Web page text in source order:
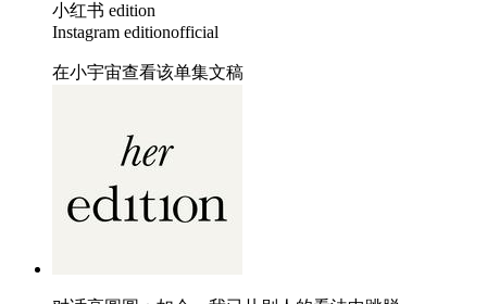
小红书 edition
Instagram editionofficial
在小宇宙查看该单集文稿